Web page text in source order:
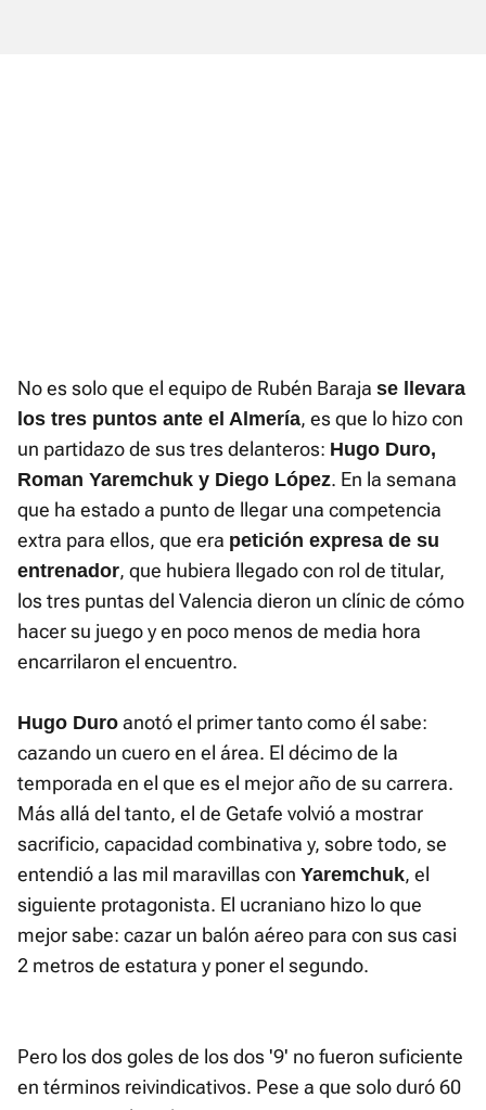
No es solo que el equipo de Rubén Baraja se llevara
los tres puntos ante el Almería, es que lo hizo con
un partidazo de sus tres delanteros: Hugo Duro,
Roman Yaremchuk y Diego López. En la semana
que ha estado a punto de llegar una competencia
extra para ellos, que era petición expresa de su
entrenador, que hubiera llegado con rol de titular,
los tres puntas del Valencia dieron un clínic de cómo
hacer su juego y en poco menos de media hora
encarrilaron el encuentro.
Hugo Duro anotó el primer tanto como él sabe:
cazando un cuero en el área. El décimo de la
temporada en el que es el mejor año de su carrera.
Más allá del tanto, el de Getafe volvió a mostrar
sacrificio, capacidad combinativa y, sobre todo, se
entendió a las mil maravillas con Yaremchuk, el
siguiente protagonista. El ucraniano hizo lo que
mejor sabe: cazar un balón aéreo para con sus casi
2 metros de estatura y poner el segundo.
Pero los dos goles de los dos '9' no fueron suficiente
en términos reivindicativos. Pese a que solo duró 60